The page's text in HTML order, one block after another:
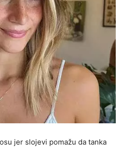
jer slojevi pomažu da tanka